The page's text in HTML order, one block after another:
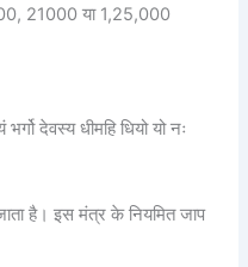
21000 या 1,25,000
देवस्य धीमहि धियो यो नः
है। इस मंत्र के नियमित जाप